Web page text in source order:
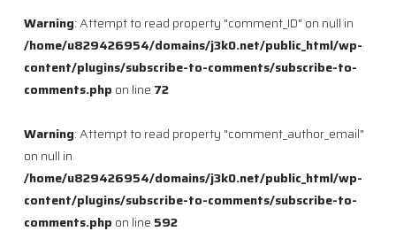
Warning: Attempt to read property "comment_ID" on null in
/home/u829426954/domains/j3k0.net/public_html/wp-
content/plugins/subscribe-to-comments/subscribe-to-
comments.php on line 72
Warning: Attempt to read property "comment_author_email"
on null in
/home/u829426954/domains/j3k0.net/public_html/wp-
content/plugins/subscribe-to-comments/subscribe-to-
comments.php on line 592